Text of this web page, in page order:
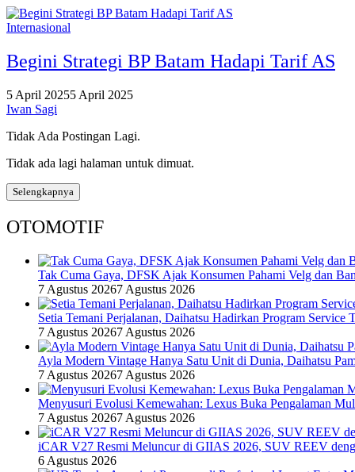
Internasional
Begini Strategi BP Batam Hadapi Tarif AS
5 April 20255 April 2025
Iwan Sagi
Tidak Ada Postingan Lagi.
Tidak ada lagi halaman untuk dimuat.
Selengkapnya
OTOMOTIF
Tak Cuma Gaya, DFSK Ajak Konsumen Pahami Velg dan
7 Agustus 20267 Agustus 2026
Setia Temani Perjalanan, Daihatsu Hadirkan Program
7 Agustus 20267 Agustus 2026
Ayla Modern Vintage Hanya Satu Unit di Dunia, Daihatsu
7 Agustus 20267 Agustus 2026
Menyusuri Evolusi Kemewahan: Lexus Buka Pengalaman
7 Agustus 20267 Agustus 2026
iCAR V27 Resmi Meluncur di GIIAS 2026, SUV REEV
6 Agustus 2026